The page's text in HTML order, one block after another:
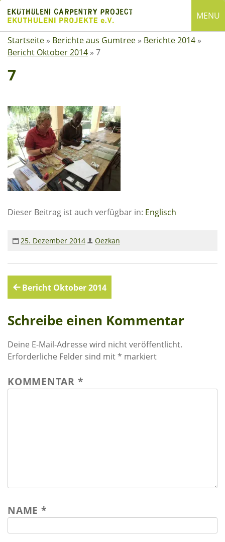
content
MENU
English
Deutsch
nach:
ÜBER EKUTHULENI
Startseite
Über uns
Satzung
Rechenschaftsberichte
EKUTHULENI ZIMBABWE
Berichte aus Gumtree
INFORMATIONEN
Rundbriefe
Wasser für Ekuthuleni
Werkarbeiten 2015
Marktstand Nürtingen 2015
Startseite » Berichte aus Gumtree » Berichte 2014 »
Bericht Oktober 2014 » 7
7
Dieser Beitrag ist auch verfügbar in: Englisch
25. Dezember 2014 Oezkan
Beitragsnavigation
Bericht Oktober 2014
Schreibe einen Kommentar
Deine E-Mail-Adresse wird nicht veröffentlicht.
Erforderliche Felder sind mit* markiert
KOMMENTAR *
NAME *